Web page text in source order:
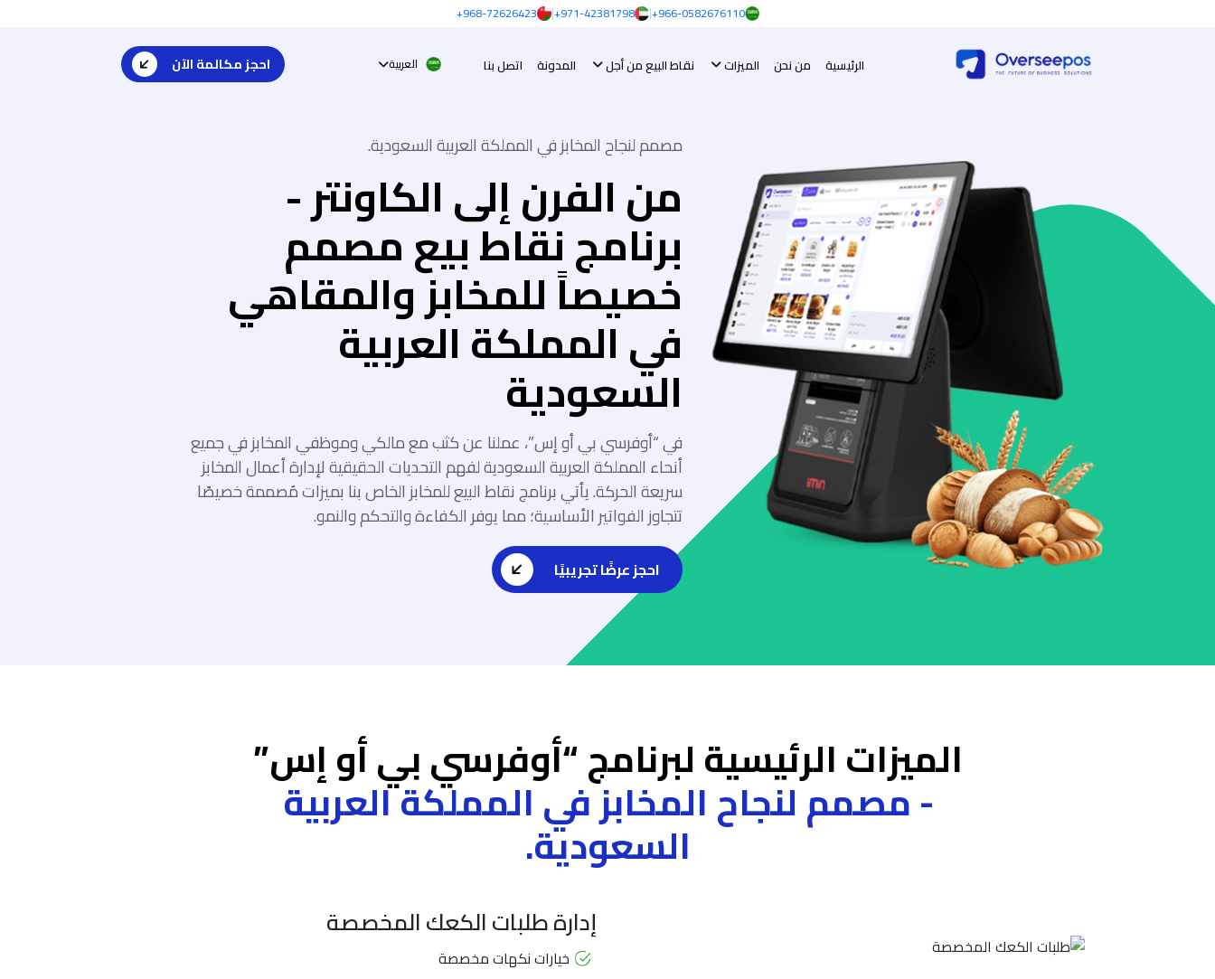
966-0582676110+
|
971-42381798+
|
968-72626423+
الرئيسية من نحن الميزات نقاط البيع من أجل المدونة اتصل بنا العربية احجز مكالمة الآن
مصمم لنجاح المخابز في المملكة العربية السعودية.
من الفرن إلى الكاونتر -
برنامج نقاط بيع مصمم
خصيصاً للمخابز والمقاهي
في المملكة العربية
السعودية
في “أوفرسي بي أو إس”، عملنا عن كثب مع مالكي وموظفي المخابز في جميع
أنحاء المملكة العربية السعودية لفهم التحديات الحقيقية لإدارة أعمال المخابز
سريعة الحركة. يأتي برنامج نقاط البيع للمخابز الخاص بنا بميزات مُصممة خصيصًا
تتجاوز الفواتير الأساسية؛ مما يوفر الكفاءة والتحكم والنمو.
احجز عرضًا تجريبيًا
الميزات الرئيسية لبرنامج “أوفرسي بي أو إس”
- مصمم لنجاح المخابز في المملكة العربية
السعودية.
إدارة طلبات الكعك المخصصة
خيارات نكهات مخصصة